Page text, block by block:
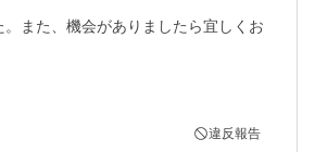
また、機会がありましたら宜しくお
違反報告